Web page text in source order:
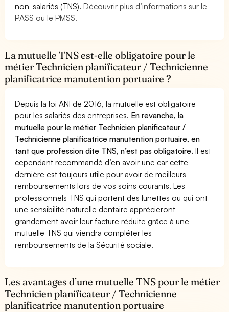
non-salariés (TNS).Découvrir plus d’informations sur le
PASS ou le PMSS.
La mutuelle TNS est-elle obligatoire pour le
métier Technicien planificateur / Technicienne
planificatrice manutention portuaire ?
Depuis la loi ANI de 2016, la mutuelle est obligatoire
pour les salariés des entreprises. En revanche, la
mutuelle pour le métier Technicien planificateur /
Technicienne planificatrice manutention portuaire, en
tant que profession dite TNS, n’est pas obligatoire.Il est
cependant recommandé d’en avoir une car cette
dernière est toujours utile pour avoir de meilleurs
remboursements lors de vos soins courants. Les
professionnels TNS qui portent des lunettes ou qui ont
une sensibilité naturelle dentaire apprécieront
grandement avoir leur facture réduite grâce à une
mutuelle TNS qui viendra compléter les
remboursements de la Sécurité sociale.
Les avantages d’une mutuelle TNS pour le métier
Technicien planificateur / Technicienne
planificatrice manutention portuaire